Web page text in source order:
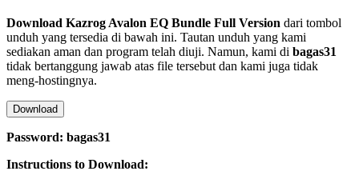
Download Kazrog Avalon EQ Bundle Full Version dari tombol
unduh yang tersedia di bawah ini. Tautan unduh yang kami
sediakan aman dan program telah diuji. Namun, kami di bagas31
tidak bertanggung jawab atas file tersebut dan kami juga tidak
meng-hostingnya.
Download
Password: bagas31
Instructions to Download: